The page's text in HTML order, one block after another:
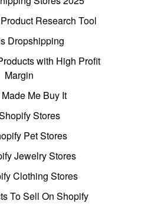
Research Tool
Dropshipping
with High Profit
Margin
Me Buy It
Stores
Pet Stores
Jewelry Stores
Clothing Stores
To Sell On Shopify